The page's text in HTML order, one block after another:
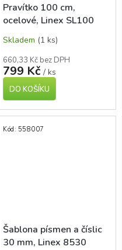
Pravítko 100 cm,
ocelové, Linex SL100
Skladem (1 ks)
660,33 Kč bez DPH
799 Kč / ks
DO KOŠÍKU
Šablona písmen a číslic
30 mm, Linex 8530
Kód: 558007